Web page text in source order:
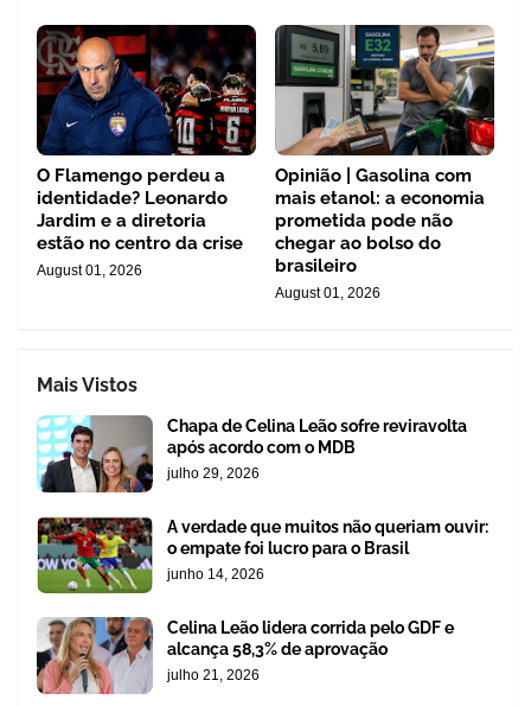
O Flamengo perdeu a
identidade? Leonardo
Jardim e a diretoria
estão no centro da crise
August 01, 2026
Opinião | Gasolina com
mais etanol: a economia
prometida pode não
chegar ao bolso do
brasileiro
August 01, 2026
Mais Vistos
Chapa de Celina Leão sofre reviravolta
após acordo com o MDB
julho 29, 2026
A verdade que muitos não queriam ouvir:
o empate foi lucro para o Brasil
junho 14, 2026
Celina Leão lidera corrida pelo GDF e
alcança 58,3% de aprovação
julho 21, 2026